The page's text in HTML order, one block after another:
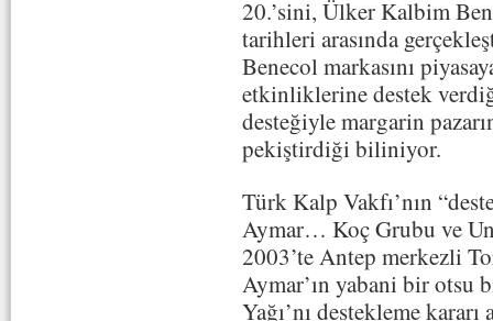
20.’sini, Ülker Kalbim
tarihleri arasında
Benecol markasını
etkinliklerine destek
desteğiyle margarin
pekiştirdiği biliniyor.
Türk Kalp Vakfı’nın
Aymar… Koç Grubu ve
2003’te Antep merkezli
Aymar’ın yabani bir otsu
Yağı’nı destekleme